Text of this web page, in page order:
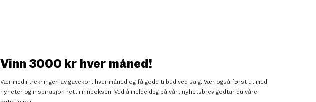
Vinn 3000 kr hver måned!
Vær med i trekningen av gavekort hver måned og få gode tilbud ved salg. Vær også først ut med
nyheter og inspirasjon rett i innboksen. Ved å melde deg på vårt nyhetsbrev godtar du våre